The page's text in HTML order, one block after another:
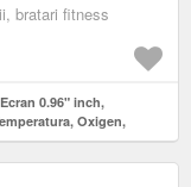
bratari fitness
0.96" inch,
Oxigen,